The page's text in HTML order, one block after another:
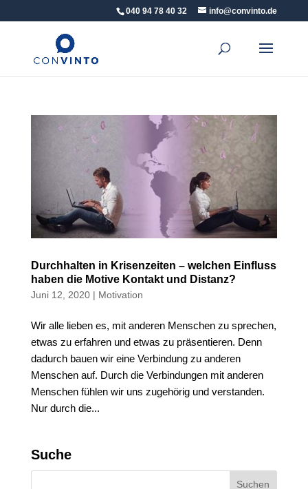
040 94 78 40 32 info@convinto.de
Durchhalten in Krisenzeiten – welchen Einfluss
haben die Motive Kontakt und Distanz?
Juni 12, 2020| Motivation
Wir alle lieben es, mit anderen Menschen zu sprechen,
etwas zu erfahren und etwas zu präsentieren. Denn
dadurch bauen wir eine Verbindung zu anderen
Menschen auf. Durch die Verbindungen mit anderen
Menschen fühlen wir uns zugehörig und verstanden.
Nur durch die...
Suche